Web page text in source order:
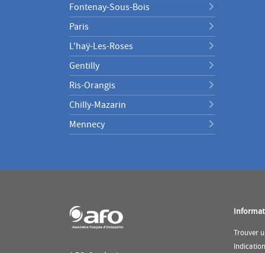
Fontenay-Sous-Bois
Paris
L'haÿ-Les-Roses
Gentilly
Ris-Orangis
Chilly-Mazarin
Mennecy
Trouver